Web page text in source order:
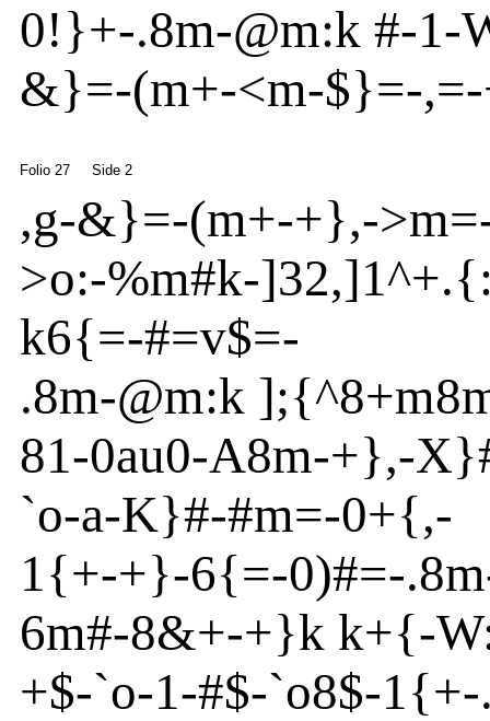
0!}+-.8m-@m:k #-1-
&}=-(m+-<m-$}=-,=-
Folio 27 Side 2
,g-&}=-(m+-+},->m=
>o:-%m#k-]32,]1^+.{
k6{=-#=v$=-
.8m-@m:k ];{^8+m
81-0au0-A8m-+},-X}
`o-a-K}#-#m=-0+{,-
1{+-+}-6{=-0)#=-.8m
6m#-8&+-+}k k+{-
+$-`o-1-#$-`o8$-1{+-